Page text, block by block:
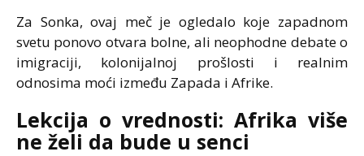
Za Sonka, ovaj meč je ogledalo koje zapadnom
svetu ponovo otvara bolne, ali neophodne debate o
imigraciji, kolonijalnoj prošlosti i realnim
odnosima moći između Zapada i Afrike.
Lekcija o vrednosti: Afrika više
ne želi da bude u senci